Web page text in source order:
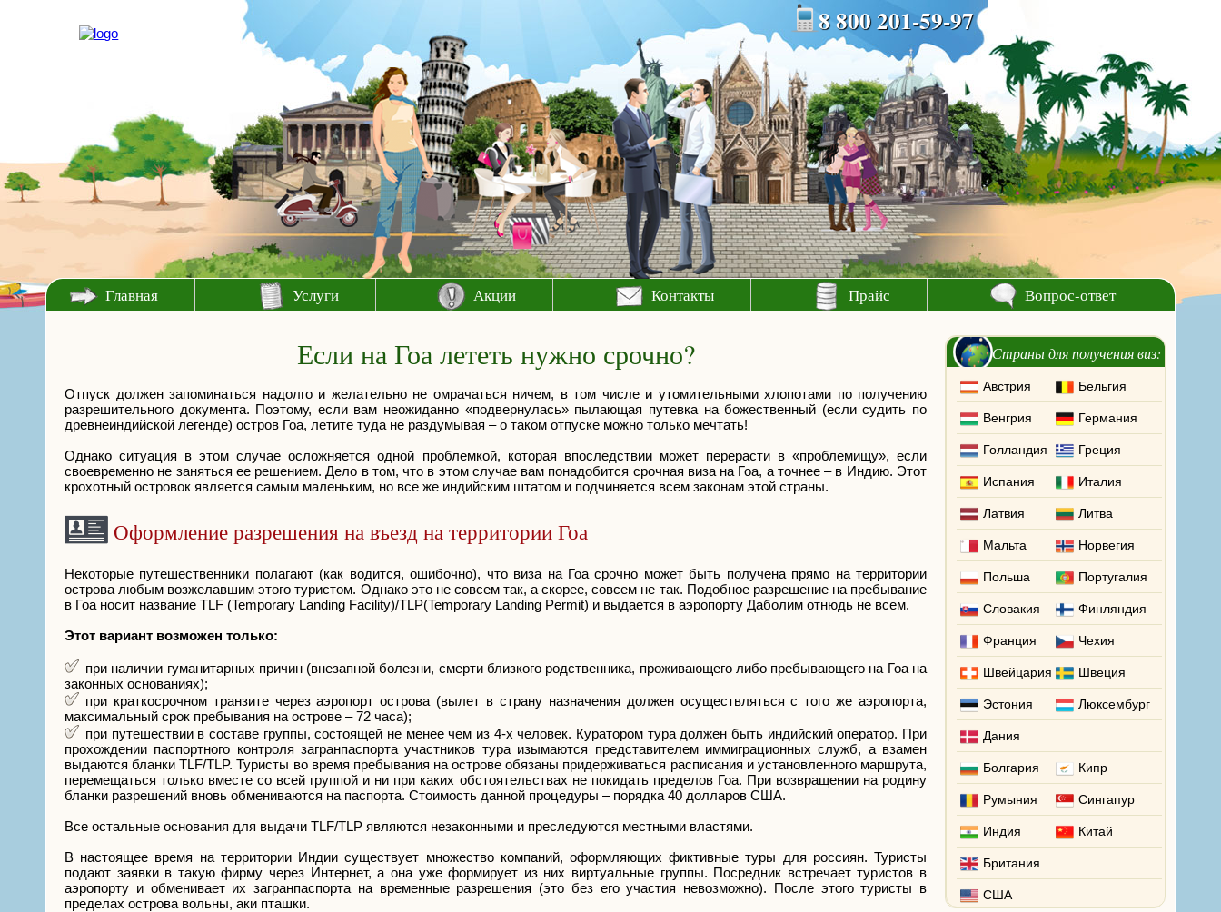
8 800 201-59-97
Главная Услуги Акции Контакты Прайс Вопрос-ответ
Страны для получения виз:
Австрия Бельгия
Венгрия Германия
Голландия Греция
Испания Италия
Латвия Литва
Мальта Норвегия
Польша Португалия
Словакия Финляндия
Франция Чехия
Швейцария Швеция
Эстония Люксембург
Дания
Болгария Кипр
Румыния Сингапур
Индия Китай
Британия
США
Если на Гоа лететь нужно срочно?
Отпуск должен запоминаться надолго и желательно не омрачаться ничем, в том числе и утомительными хлопотами по получению
разрешительного документа. Поэтому, если вам неожиданно «подвернулась» пылающая путевка на божественный (если судить по
древнеиндийской легенде) остров Гоа, летите туда не раздумывая – о таком отпуске можно только мечтать!
Однако ситуация в этом случае осложняется одной проблемкой, которая впоследствии может перерасти в «проблемищу», если
своевременно не заняться ее решением. Дело в том, что в этом случае вам понадобится срочная виза на Гоа, а точнее – в Индию. Этот
крохотный островок является самым маленьким, но все же индийским штатом и подчиняется всем законам этой страны.
Оформление разрешения на въезд на территории Гоа
Некоторые путешественники полагают (как водится, ошибочно), что виза на Гоа срочно может быть получена прямо на территории
острова любым возжелавшим этого туристом. Однако это не совсем так, а скорее, совсем не так. Подобное разрешение на пребывание
в Гоа носит название TLF (Temporary Landing Facility)/TLP(Temporary Landing Permit) и выдается в аэропорту Даболим отнюдь не всем.
Этот вариант возможен только:
при наличии гуманитарных причин (внезапной болезни, смерти близкого родственника, проживающего либо пребывающего на Гоа на
законных основаниях);
при краткосрочном транзите через аэропорт острова (вылет в страну назначения должен осуществляться с того же аэропорта,
максимальный срок пребывания на острове – 72 часа);
при путешествии в составе группы, состоящей не менее чем из 4-х человек. Куратором тура должен быть индийский оператор. При
прохождении паспортного контроля загранпаспорта участников тура изымаются представителем иммиграционных служб, а взамен
выдаются бланки TLF/TLP. Туристы во время пребывания на острове обязаны придерживаться расписания и установленного маршрута,
перемещаться только вместе со всей группой и ни при каких обстоятельствах не покидать пределов Гоа. При возвращении на родину
бланки разрешений вновь обмениваются на паспорта. Стоимость данной процедуры – порядка 40 долларов США.
Все остальные основания для выдачи TLF/TLP являются незаконными и преследуются местными властями.
В настоящее время на территории Индии существует множество компаний, оформляющих фиктивные туры для россиян. Туристы
подают заявки в такую фирму через Интернет, а она уже формирует из них виртуальные группы. Посредник встречает туристов в
аэропорту и обменивает их загранпаспорта на временные разрешения (это без его участия невозможно). После этого туристы в
пределах острова вольны, аки пташки.